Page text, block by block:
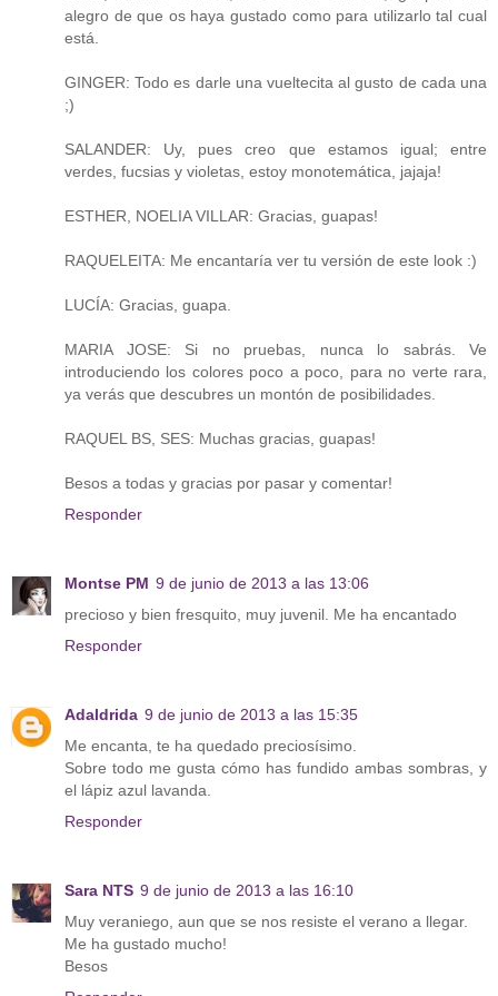
alegro de que os haya gustado como para utilizarlo tal cual
está.
GINGER: Todo es darle una vueltecita al gusto de cada una
;)
SALANDER: Uy, pues creo que estamos igual; entre
verdes, fucsias y violetas, estoy monotemática, jajaja!
ESTHER, NOELIA VILLAR: Gracias, guapas!
RAQUELEITA: Me encantaría ver tu versión de este look :)
LUCÍA: Gracias, guapa.
MARIA JOSE: Si no pruebas, nunca lo sabrás. Ve
introduciendo los colores poco a poco, para no verte rara,
ya verás que descubres un montón de posibilidades.
RAQUEL BS, SES: Muchas gracias, guapas!
Besos a todas y gracias por pasar y comentar!
Responder
Montse PM 9 de junio de 2013 a las 13:06
precioso y bien fresquito, muy juvenil. Me ha encantado
Responder
Adaldrida 9 de junio de 2013 a las 15:35
Me encanta, te ha quedado preciosísimo.
Sobre todo me gusta cómo has fundido ambas sombras, y
el lápiz azul lavanda.
Responder
Sara NTS 9 de junio de 2013 a las 16:10
Muy veraniego, aun que se nos resiste el verano a llegar.
Me ha gustado mucho!
Besos